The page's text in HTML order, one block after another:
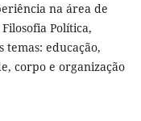
na área de
Política,
educação,
corpo e organização